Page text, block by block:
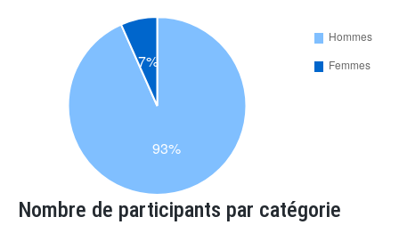
Nombre de participants par catégorie